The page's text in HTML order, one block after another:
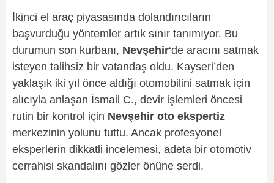
İkinci el araç piyasasında dolandırıcıların
başvurduğu yöntemler artık sınır tanımıyor. Bu
durumun son kurbanı, Nevşehir‘de aracını satmak
isteyen talihsiz bir vatandaş oldu. Kayseri’den
yaklaşık iki yıl önce aldığı otomobilini satmak için
alıcıyla anlaşan İsmail C., devir işlemleri öncesi
rutin bir kontrol için Nevşehir oto ekspertiz
merkezinin yolunu tuttu. Ancak profesyonel
eksperlerin dikkatli incelemesi, adeta bir otomotiv
cerrahisi skandalını gözler önüne serdi.